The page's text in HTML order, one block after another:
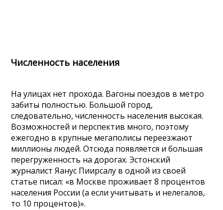
Численность населения
На улицах нет прохода. Вагоны поездов в метро
забиты полностью. Большой город,
следовательно, численность населения высокая.
Возможностей и перспектив много, поэтому
ежегодно в крупные мегаполисы переезжают
миллионы людей. Отсюда появляется и большая
перегруженность на дорогах. Эстонский
журналист Яанус Пиирсалу в одной из своей
статье писал: «в Москве проживает 8 процентов
населения России (а если учитывать и нелегалов,
то 10 процентов)».